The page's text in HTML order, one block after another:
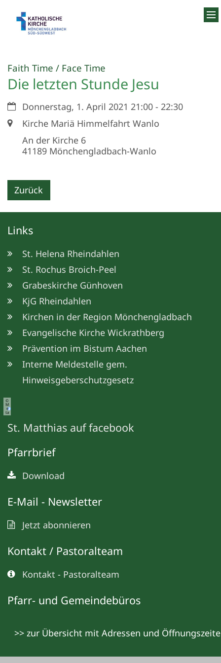
Faith Time / Face Time
Die letzten Stunde Jesu
Datum:Donnerstag, 1. April 2021 21:00 - 22:30
Ort:Kirche Mariä Himmelfahrt Wanlo
An der Kirche 6
41189 Mönchengladbach-Wanlo
Zurück
Links
St. Helena Rheindahlen
St. Rochus Broich-Peel
Grabeskirche Günhoven
KjG Rheindahlen
Kirchen in der Region Mönchengladbach
Evangelische Kirche Wickrathberg
Prävention im Bistum Aachen
Interne Meldestelle gem.
Hinweisgeberschutzgesetz
©
M
e
ta
St. Matthias auf facebook
Pfarrbrief
Download
E-Mail - Newsletter
Jetzt abonnieren
Kontakt / Pastoralteam
Kontakt - Pastoralteam
Pfarr- und Gemeindebüros
>> zur Übersicht mit Adressen und